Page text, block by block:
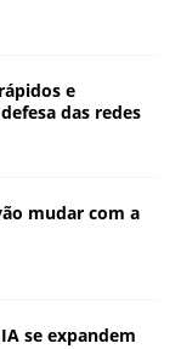
e
das redes
mudar com a
se expandem